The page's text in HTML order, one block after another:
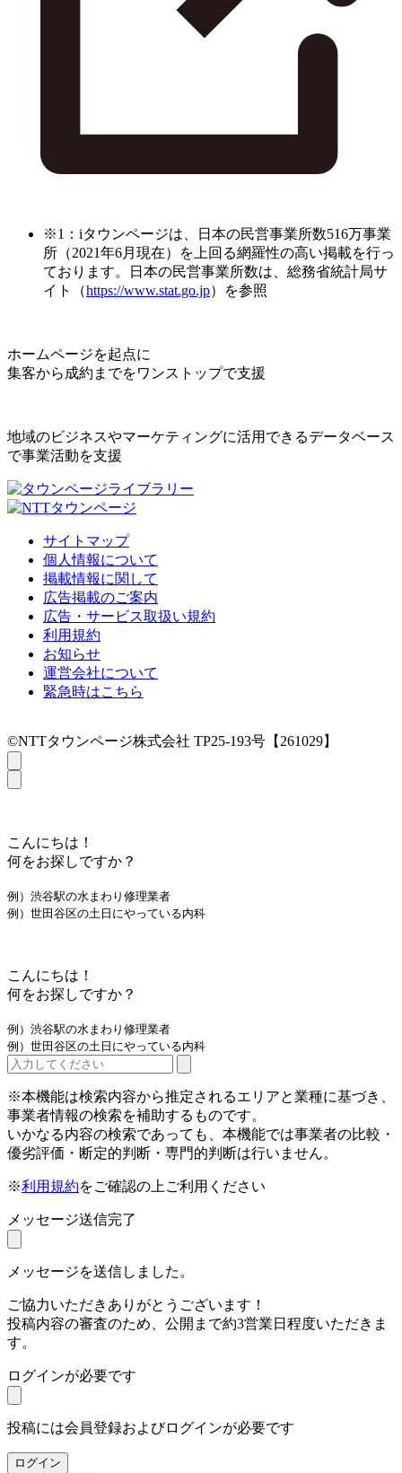
※1：iタウンページは、日本の民営事業所数516万事業
所（2021年6月現在）を上回る網羅性の高い掲載を行っ
ております。日本の民営事業所数は、総務省統計局サ
イト（https://www.stat.go.jp）を参照
ホームページを起点に
集客から成約までをワンストップで支援
地域のビジネスやマーケティングに活用できるデータベース
で事業活動を支援
サイトマップ
個人情報について
掲載情報に関して
広告掲載のご案内
広告・サービス取扱い規約
利用規約
お知らせ
運営会社について
緊急時はこちら
©NTTタウンページ株式会社 TP25-193号【261029】
こんにちは！
何をお探しですか？
例）渋谷駅の水まわり修理業者
例）世田谷区の土日にやっている内科
こんにちは！
何をお探しですか？
例）渋谷駅の水まわり修理業者
例）世田谷区の土日にやっている内科
※本機能は検索内容から推定されるエリアと業種に基づき、
事業者情報の検索を補助するものです。
いかなる内容の検索であっても、本機能では事業者の比較・
優劣評価・断定的判断・専門的判断は行いません。
※利用規約をご確認の上ご利用ください
メッセージ送信完了
メッセージを送信しました。
ご協力いただきありがとうございます！
投稿内容の審査のため、公開まで約3営業日程度いただきま
す。
ログインが必要です
投稿には会員登録およびログインが必要です
ログイン